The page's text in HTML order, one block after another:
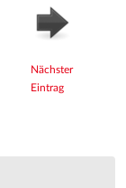
Nächster
Eintrag